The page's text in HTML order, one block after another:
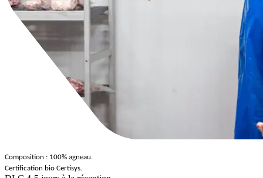
Composition : 100% agneau.
Certification bio Certisys.